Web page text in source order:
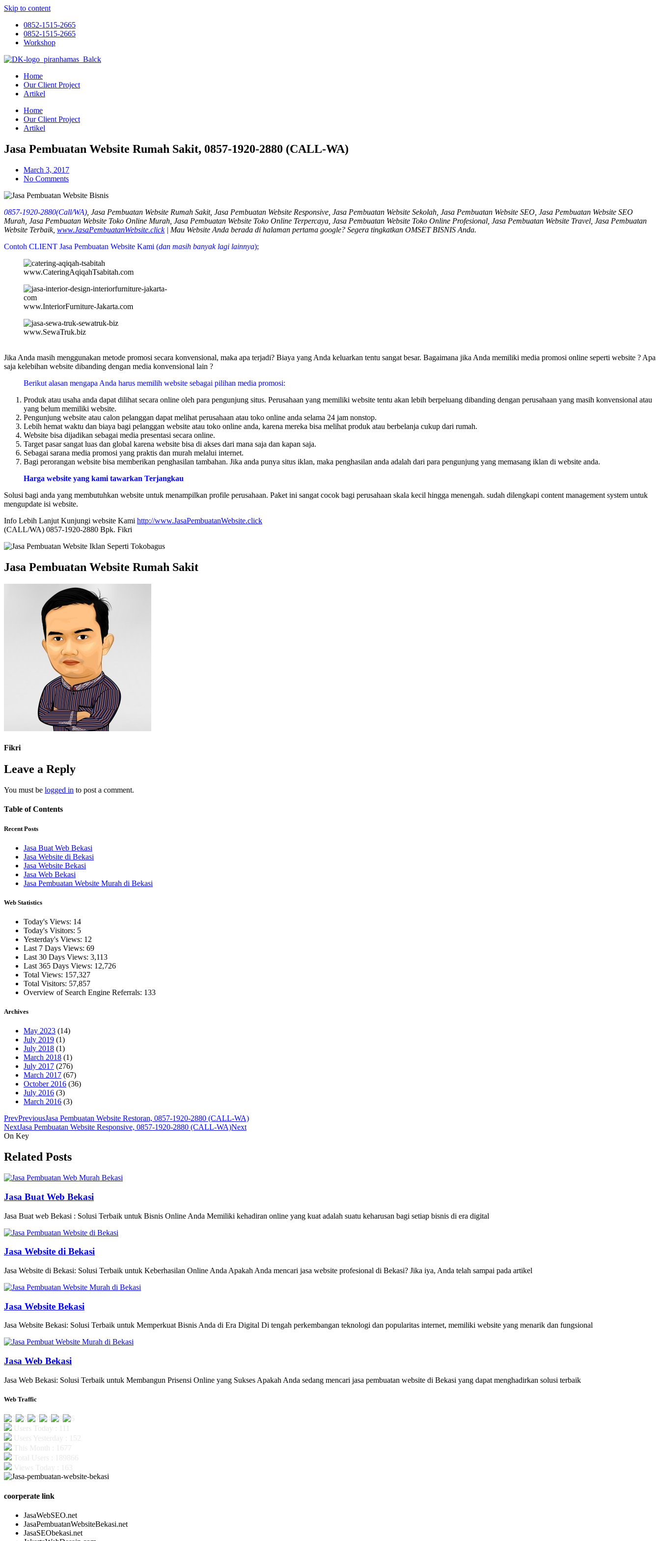
Skip to content
0852-1515-2665
0852-1515-2665
Workshop
Home
Our Client Project
Artikel
Home
Our Client Project
Artikel
Jasa Pembuatan Website Rumah Sakit, 0857-1920-2880 (CALL-WA)
March 3, 2017
No Comments
0857-1920-2880(Call/WA) , Jasa Pembuatan Website Rumah Sakit, Jasa Pembuatan Website Responsive, Jasa Pembuatan Website Sekolah, Jasa Pembuatan Website SEO, Jasa Pembuatan Website SEO
Murah, Jasa Pembuatan Website Toko Online Murah, Jasa Pembuatan Website Toko Online Terpercaya, Jasa Pembuatan Website Toko Online Profesional, Jasa Pembuatan Website Travel, Jasa Pembuatan
Website Terbaik, www.JasaPembuatanWebsite.click| Mau Website Anda berada di halaman pertama google? Segera tingkatkan OMSET BISNIS Anda.
Contoh CLIENT Jasa Pembuatan Website Kami (dan masih banyak lagi lainnya);
www.CateringAqiqahTsabitah.com
www.InteriorFurniture-Jakarta.com
www.SewaTruk.biz
Jika Anda masih menggunakan metode promosi secara konvensional, maka apa terjadi? Biaya yang Anda keluarkan tentu sangat besar. Bagaimana jika Anda memiliki media promosi online seperti website ? Apa
saja kelebihan website dibanding dengan media konvensional lain ?
Berikut alasan mengapa Anda harus memilih website sebagai pilihan media promosi:
Produk atau usaha anda dapat dilihat secara online oleh para pengunjung situs. Perusahaan yang memiliki website tentu akan lebih berpeluang dibanding dengan perusahaan yang masih konvensional atau
yang belum memiliki website.
Pengunjung website atau calon pelanggan dapat melihat perusahaan atau toko online anda selama 24 jam nonstop.
Lebih hemat waktu dan biaya bagi pelanggan website atau toko online anda, karena mereka bisa melihat produk atau berbelanja cukup dari rumah.
Website bisa dijadikan sebagai media presentasi secara online.
Target pasar sangat luas dan global karena website bisa di akses dari mana saja dan kapan saja.
Sebagai sarana media promosi yang praktis dan murah melalui internet.
Bagi perorangan website bisa memberikan penghasilan tambahan. Jika anda punya situs iklan, maka penghasilan anda adalah dari para pengunjung yang memasang iklan di website anda.
Harga website yang kami tawarkan Terjangkau
Solusi bagi anda yang membutuhkan website untuk menampilkan profile perusahaan. Paket ini sangat cocok bagi perusahaan skala kecil hingga menengah. sudah dilengkapi content management system untuk
mengupdate isi website.
Info Lebih Lanjut Kunjungi website Kami http://www.JasaPembuatanWebsite.click
(CALL/WA) 0857-1920-2880 Bpk. Fikri
Jasa Pembuatan Website Rumah Sakit
Fikri
Leave a Reply
You must be logged in to post a comment.
Table of Contents
Recent Posts
Jasa Buat Web Bekasi
Jasa Website di Bekasi
Jasa Website Bekasi
Jasa Web Bekasi
Jasa Pembuatan Website Murah di Bekasi
Web Statistics
Today's Views: 14
Today's Visitors: 5
Yesterday's Views: 12
Last 7 Days Views: 69
Last 30 Days Views: 3,113
Last 365 Days Views: 12,726
Total Views: 157,327
Total Visitors: 57,857
Overview of Search Engine Referrals: 133
Archives
May 2023 (14)
July 2019 (1)
July 2018 (1)
March 2018 (1)
July 2017 (276)
March 2017 (67)
October 2016 (36)
July 2016 (3)
March 2016 (3)
PrevPreviousJasa Pembuatan Website Restoran, 0857-1920-2880 (CALL-WA)
NextJasa Pembuatan Website Responsive, 0857-1920-2880 (CALL-WA)Next
On Key
Related Posts
Jasa Buat Web Bekasi
Jasa Buat web Bekasi : Solusi Terbaik untuk Bisnis Online Anda Memiliki kehadiran online yang kuat adalah suatu keharusan bagi setiap bisnis di era digital
Jasa Website di Bekasi
Jasa Website di Bekasi: Solusi Terbaik untuk Keberhasilan Online Anda Apakah Anda mencari jasa website profesional di Bekasi? Jika iya, Anda telah sampai pada artikel
Jasa Website Bekasi
Jasa Website Bekasi: Solusi Terbaik untuk Memperkuat Bisnis Anda di Era Digital Di tengah perkembangan teknologi dan popularitas internet, memiliki website yang menarik dan fungsional
Jasa Web Bekasi
Jasa Web Bekasi: Solusi Terbaik untuk Membangun Prisensi Online yang Sukses Apakah Anda sedang mencari jasa pembuatan website di Bekasi yang dapat menghadirkan solusi terbaik
Web Traffic
coorperate link
JasaWebSEO.net
JasaPembuatanWebsiteBekasi.net
JasaSEObekasi.net